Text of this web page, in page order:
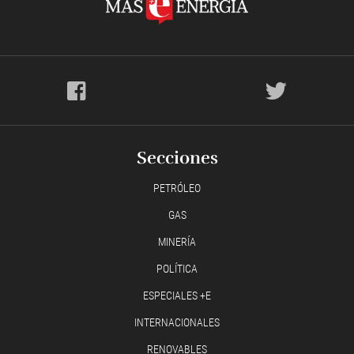
Secciones
PETRÓLEO
GAS
MINERÍA
POLÍTICA
ESPECIALES +E
INTERNACIONALES
RENOVABLES